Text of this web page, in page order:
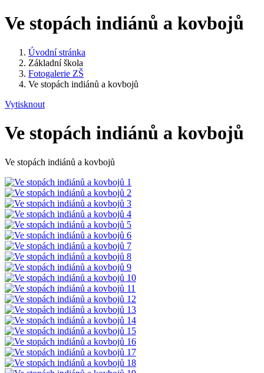
Ve stopách indiánů a kovbojů
Úvodní stránka
Základní škola
Fotogalerie ZŠ
Ve stopách indiánů a kovbojů
Vytisknout
Ve stopách indiánů a kovbojů
Ve stopách indiánů a kovbojů